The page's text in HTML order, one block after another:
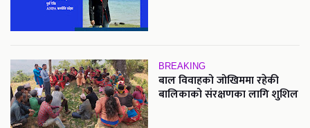
BREAKING
बाल विवाहको जोखिममा रहेकी
बालिकाको संरक्षणका लागि शुशिल